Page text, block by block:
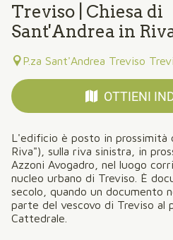
Treviso | Chiesa di
Sant'Andrea in
P.za Sant'Andrea Treviso
OTTIENI
L'edificio è posto in prossimità
Riva"), sulla riva sinistra, in
Azzoni Avogadro, nel luogo
nucleo urbano di Treviso. È
secolo, quando un documento
parte del vescovo di Treviso al
Cattedrale.